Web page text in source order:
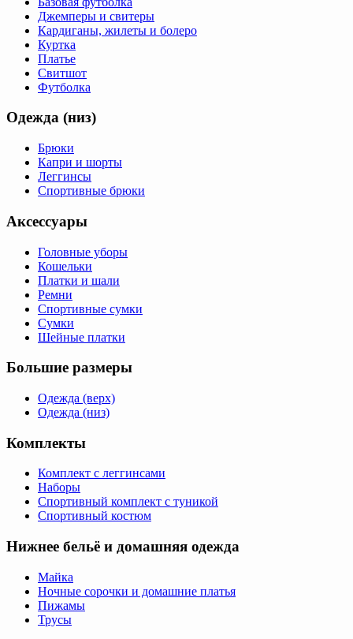
Джемперы и свитеры
Кардиганы, жилеты и болеро
Куртка
Платье
Свитшот
Футболка
Одежда (низ)
Брюки
Капри и шорты
Леггинсы
Спортивные брюки
Аксессуары
Головные уборы
Кошельки
Платки и шали
Ремни
Спортивные сумки
Сумки
Шейные платки
Большие размеры
Одежда (верх)
Одежда (низ)
Комплекты
Комплект с леггинсами
Наборы
Спортивный комплект с туникой
Спортивный костюм
Нижнее бельё и домашняя одежда
Майка
Ночные сорочки и домашние платья
Пижамы
Трусы